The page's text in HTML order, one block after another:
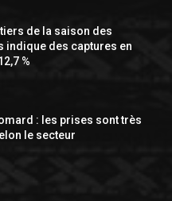
de la saison des
indique des captures en
%
: les prises sont très
le secteur